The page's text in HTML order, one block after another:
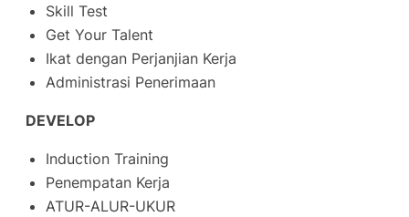
Skill Test
Get Your Talent
Ikat dengan Perjanjian Kerja
Administrasi Penerimaan
DEVELOP
Induction Training
Penempatan Kerja
ATUR-ALUR-UKUR